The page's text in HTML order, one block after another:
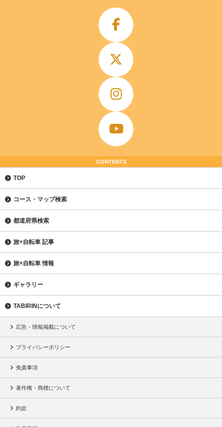
CONTENTS
TOP
コース・マップ検索
都道府県検索
旅×自転車 記事
旅×自転車 情報
ギャラリー
TABIRINについて
広告・情報掲載について
プライバシーポリシー
免責事項
著作権・商標について
約款